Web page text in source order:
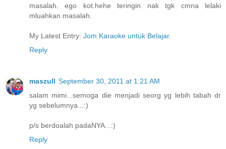
masalah. ego kot.hehe teringin nak tgk cmna lelaki
mluahkan masalah.
My Latest Entry: Jom Karaoke untuk Belajar.
Reply
maszull September 30, 2011 at 1:21 AM
salam mimi...semoga die menjadi seorg yg lebih tabah dr
yg sebelumnya...:)
p/s berdoalah padaNYA...:)
Reply